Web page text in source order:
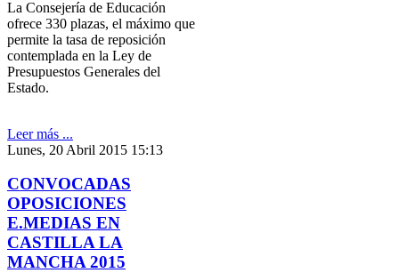
La Consejería de Educación
ofrece 330 plazas, el máximo que
permite la tasa de reposición
contemplada en la Ley de
Presupuestos Generales del
Estado.
Leer más ...
Lunes, 20 Abril 2015 15:13
CONVOCADAS
OPOSICIONES
E.MEDIAS EN
CASTILLA LA
MANCHA 2015